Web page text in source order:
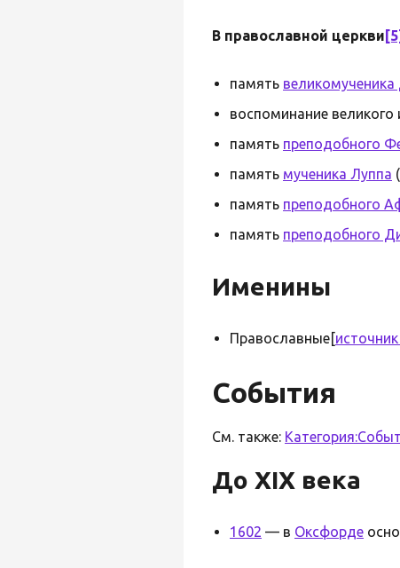
В православной церкви [5]
память
воспоминание великого
память преподобного
память мученика Луппа
память преподобного
память преподобного
Именины
Православные[
События
См. также:
До XIX века
1602 — в Оксфорде